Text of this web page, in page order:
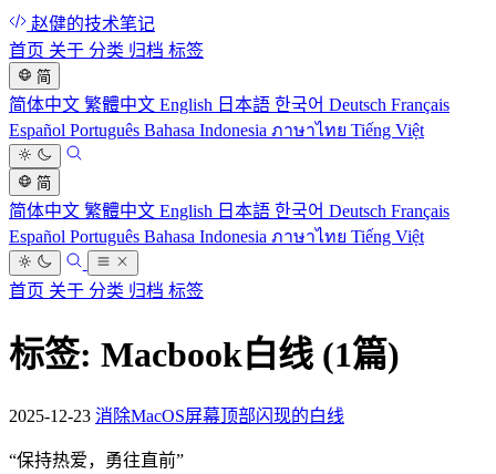
赵健的技术笔记
首页 关于 分类 归档 标签
简
简体中文 繁體中文 English 日本語 한국어 Deutsch Français
Español Português Bahasa Indonesia ภาษาไทย Tiếng Việt
简
简体中文 繁體中文 English 日本語 한국어 Deutsch Français
Español Português Bahasa Indonesia ภาษาไทย Tiếng Việt
首页 关于 分类 归档 标签
标签: Macbook白线 (1篇)
2025-12-23 消除MacOS屏幕顶部闪现的白线
“保持热爱，勇往直前”